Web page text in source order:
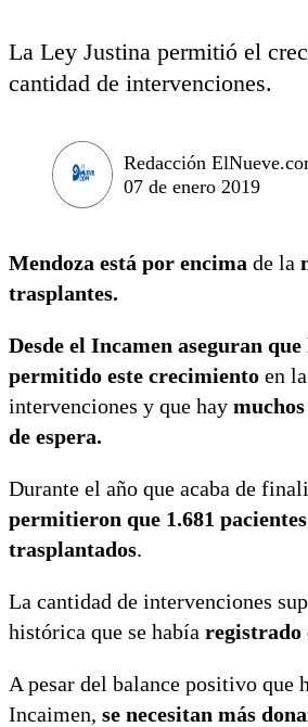
La Ley Justina permitió el
cantidad de intervenciones.
Redacción
07 de enero 2019
Mendoza está por encima de la
trasplantes.
Desde el Incamen aseguran
permitido este crecimiento en
intervenciones y que hay
de espera.
Durante el año que acaba de
permitieron que 1.681
trasplantados.
La cantidad de intervenciones
histórica que se había registrado
A pesar del balance positivo que
Incaimen, se necesitan más